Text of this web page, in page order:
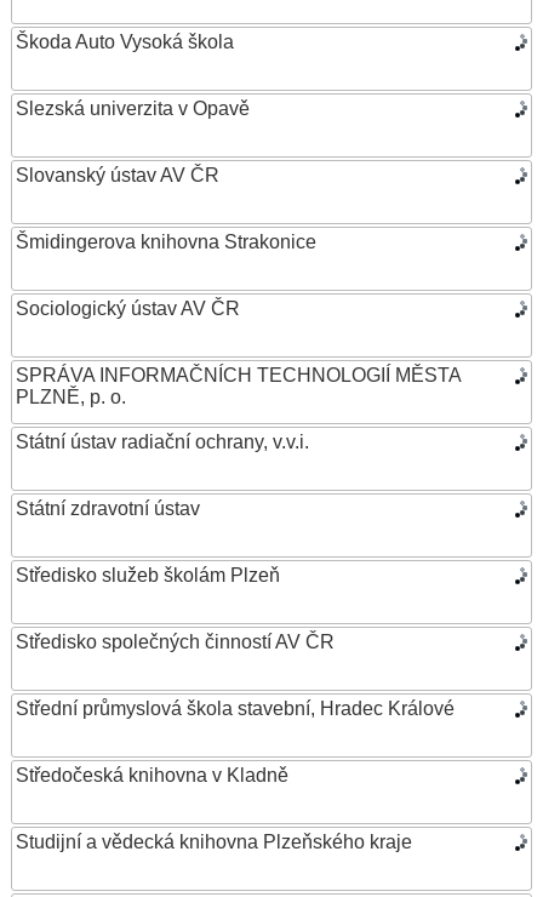
Škoda Auto Vysoká škola
Slezská univerzita v Opavě
Slovanský ústav AV ČR
Šmidingerova knihovna Strakonice
Sociologický ústav AV ČR
SPRÁVA INFORMAČNÍCH TECHNOLOGIÍ MĚSTA
PLZNĚ, p. o.
Státní ústav radiační ochrany, v.v.i.
Státní zdravotní ústav
Středisko služeb školám Plzeň
Středisko společných činností AV ČR
Střední průmyslová škola stavební, Hradec Králové
Středočeská knihovna v Kladně
Studijní a vědecká knihovna Plzeňského kraje